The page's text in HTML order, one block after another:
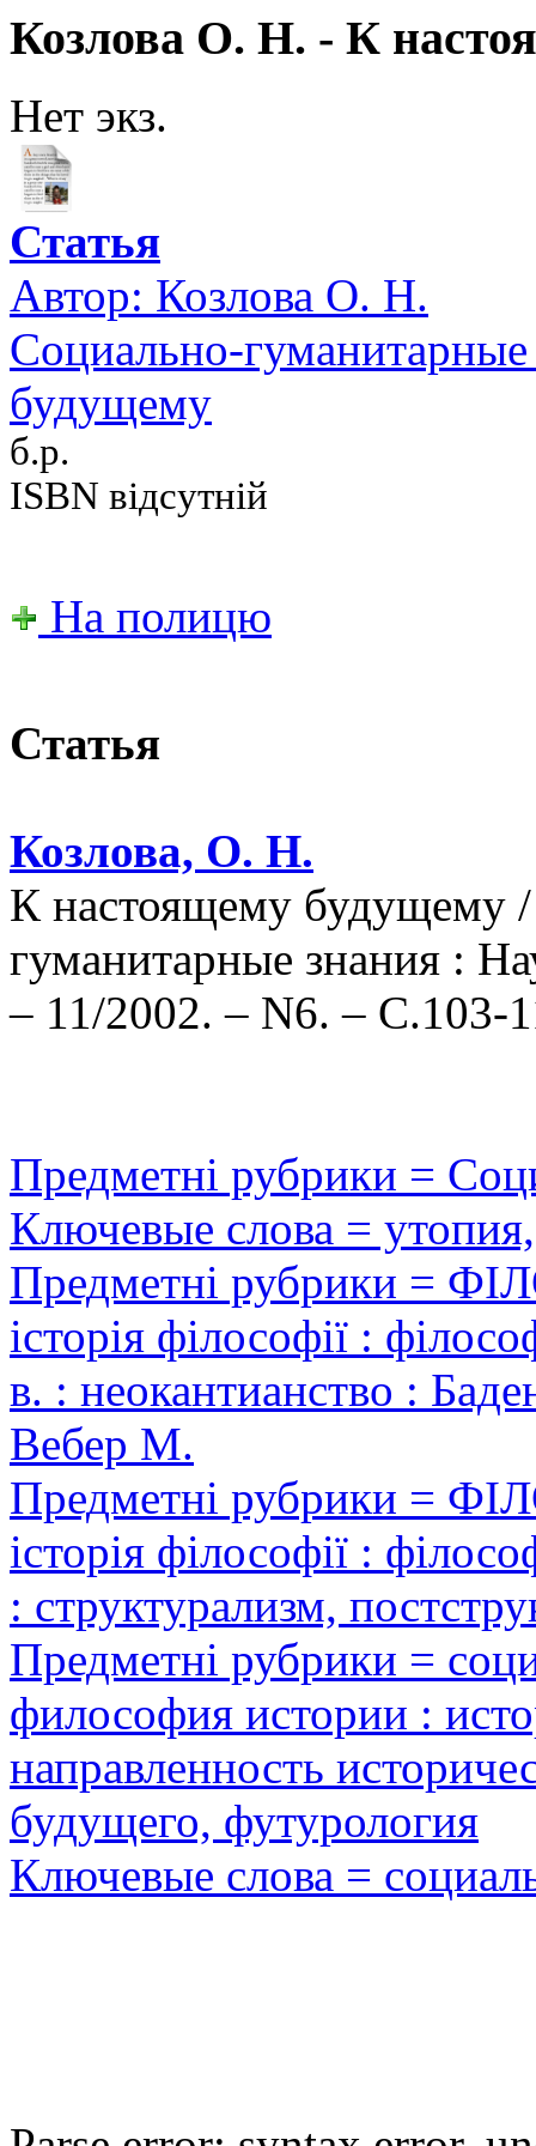
Козлова О. Н. - К
Нет экз.
Статья
Автор: Козлова О. Н.
Социально-
будущему
б.р.
ISBN відсутній
На полицю
Статья
Козлова, О. Н.
К настоящему будущему
гуманитарные знания :
– 11/2002. – N6. – С.103-
Предметні рубрики =
Ключевые слова =
Предметні рубрики =
історія філософії :
в. : неокантианство :
Вебер М.
Предметні рубрики =
історія філософії :
: структурализм,
Предметні рубрики =
философия истории :
направленность
будущего, футурология
Ключевые слова =